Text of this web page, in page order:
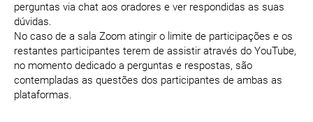
perguntas via chat aos oradores e ver respondidas as suas
dúvidas.
No caso de a sala Zoom atingir o limite de participações e os
restantes participantes terem de assistir através do YouTube,
no momento dedicado a perguntas e respostas, são
contempladas as questões dos participantes de ambas as
plataformas.